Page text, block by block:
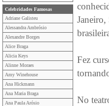
Celebridades Famosas
Adriane Galisteu
Alessandra Ambrósio
Alexandre Borges
Alice Braga
Alicia Keys
Alinne Moraes
Amy Winehouse
Ana Hickmann
Ana Maria Braga
Ana Paula Arósio
Fez
No